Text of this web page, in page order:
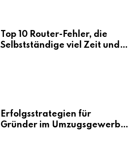
Top 10 Router-Fehler, die
Selbstständige viel Zeit und
Erfolgsstrategien für
Gründer im Umzugsgewerbe